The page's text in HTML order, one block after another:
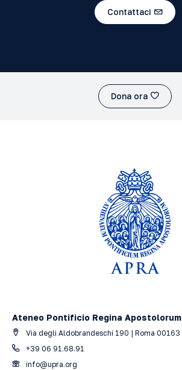
Contattaci
Dona ora
Ateneo Pontificio Regina Apostolorum
Via degli Aldobrandeschi 190 | Roma 00163
+39 06 91.68.91
info@upra.org